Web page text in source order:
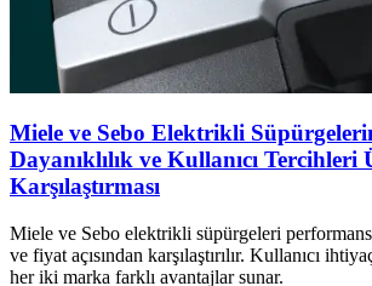
Miele ve Sebo Elektrikli
Dayanıklılık ve Kullanıcı Tercihleri
Karşılaştırması
Miele ve Sebo elektrikli süpürgeleri
ve fiyat açısından karşılaştırılır. Kullanıcı
her iki marka farklı avantajlar sunar.